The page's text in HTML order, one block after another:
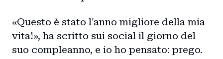
«Questo è stato l'anno migliore della mia
vita!», ha scritto sui social il giorno del
suo compleanno, e io ho pensato: prego.